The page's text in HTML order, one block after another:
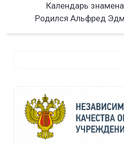
Календарь
Родился Альфред